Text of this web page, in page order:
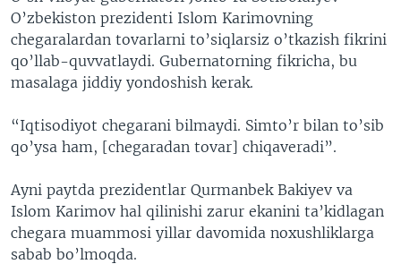
O’zbekiston prezidenti Islom Karimovning
chegaralardan tovarlarni to’siqlarsiz o’tkazish fikrini
qo’llab-quvvatlaydi. Gubernatorning fikricha, bu
masalaga jiddiy yondoshish kerak.
“Iqtisodiyot chegarani bilmaydi. Simto’r bilan to’sib
qo’ysa ham, [chegaradan tovar] chiqaveradi”.
Ayni paytda prezidentlar Qurmanbek Bakiyev va
Islom Karimov hal qilinishi zarur ekanini ta’kidlagan
chegara muammosi yillar davomida noxushliklarga
sabab bo’lmoqda.